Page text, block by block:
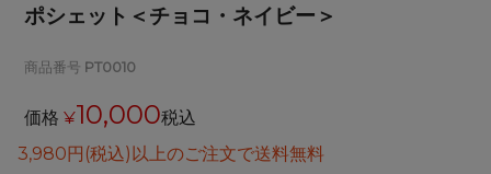
ポシェット＜チョコ・ネイビー＞
商品番号 PT0010
価格 ¥10,000税込
3,980円(税込)以上のご注文で送料無料